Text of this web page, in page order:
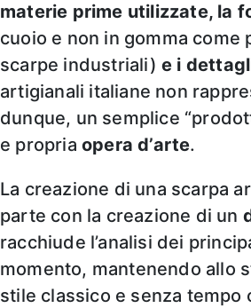
materie prime utilizzate, la
cuoio e non in gomma come
scarpe industriali) e i
artigianali italiane non
dunque, un semplice
e propria opera d’arte.
La creazione di una scarpa
parte con la creazione di un
racchiude l’analisi dei
momento, mantenendo allo
stile classico e senza tempo